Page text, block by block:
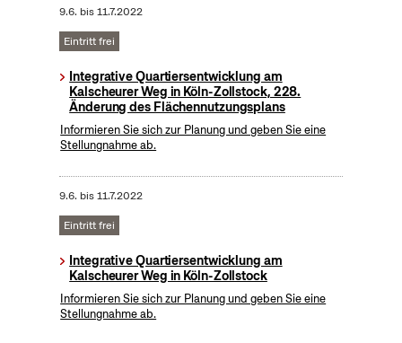
9.6. bis11.7.2022
Eintritt frei
Integrative Quartiersentwicklung am
Kalscheurer Weg in Köln-Zollstock, 228.
Änderung des Flächennutzungsplans
Informieren Sie sich zur Planung und geben Sie eine
Stellungnahme ab.
9.6. bis11.7.2022
Eintritt frei
Integrative Quartiersentwicklung am
Kalscheurer Weg in Köln-Zollstock
Informieren Sie sich zur Planung und geben Sie eine
Stellungnahme ab.